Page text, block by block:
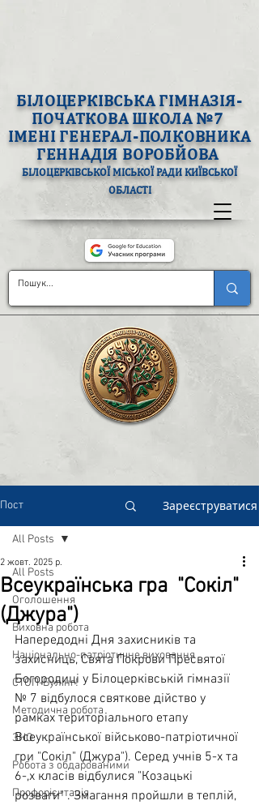
БІЛОЦЕРКІВСЬКА ГІМНАЗІЯ-
ПОЧАТКОВА ШКОЛА №7
ІМЕНІ ГЕНЕРАЛ-ПОЛКОВНИКА
ГЕННАДІЯ ВОРОБЙОВА
БІЛОЦЕРКІВСЬКОЇ МІСЬКОЇ РАДИ КИЇВСЬКОЇ
ОБЛАСТІ
Пост Зареєструватися
All Posts
Оголошення
Виховна робота
Національно-патріотичне виховання
СТОП-Булінг!
Методична робота
ЗНО
Робота з обдарованими
Профорієнтація
All Posts
Всеукраїнська гра "Сокіл"
(Джура")
2 жовт. 2025 р.
Напередодні Дня захисників та
захисниць, Свята Покрови Пресвятої
Богородиці у Білоцерківській гімназії
№ 7 відбулося святкове дійство у
рамках територіального етапу
Всеукраїнської військово-патріотичної
гри "Сокіл" (Джура"). Серед учнів 5-х та
6-,х класів відбулися "Козацькі
розваги" . Змагання пройшли в теплій,